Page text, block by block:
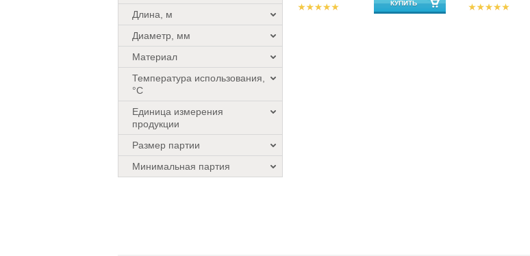
Длина, м
Диаметр, мм
Материал
Температура использования,
°C
Единица измерения
продукции
Размер партии
Минимальная партия